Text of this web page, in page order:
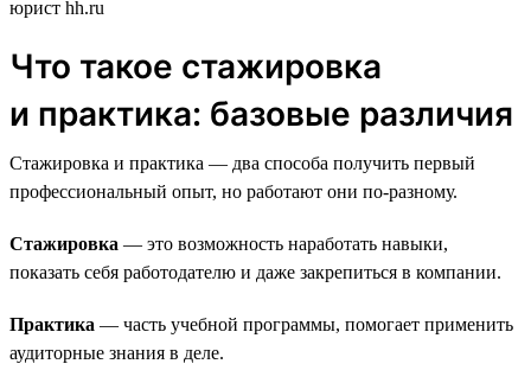
юрист hh.ru
Что такое стажировка
и практика: базовые различия
Стажировка и практика — два способа получить первый
профессиональный опыт, но работают они по-разному.
Стажировка — это возможность наработать навыки,
показать себя работодателю и даже закрепиться в компании.
Практика — часть учебной программы, помогает применить
аудиторные знания в деле.